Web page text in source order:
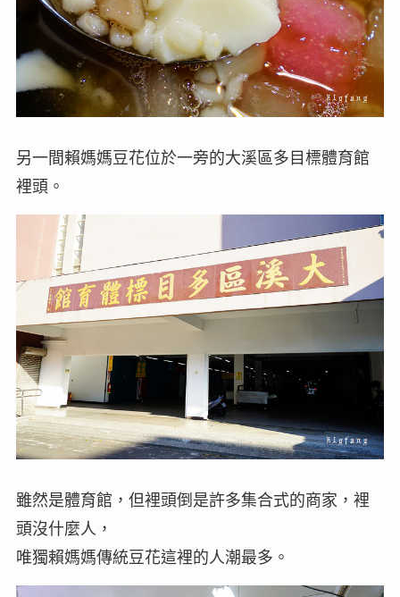
另一間賴媽媽豆花位於一旁的大溪區多目標體育館
裡頭。
雖然是體育館，但裡頭倒是許多集合式的商家，裡
頭沒什麼人，
唯獨賴媽媽傳統豆花這裡的人潮最多。